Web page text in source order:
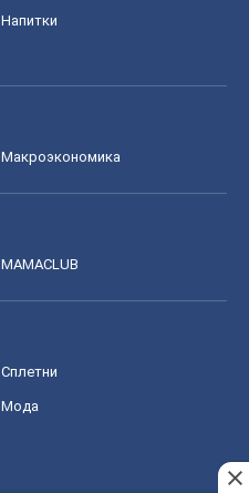
Напитки
Mакроэкономика
MAMACLUB
Сплетни
Мода